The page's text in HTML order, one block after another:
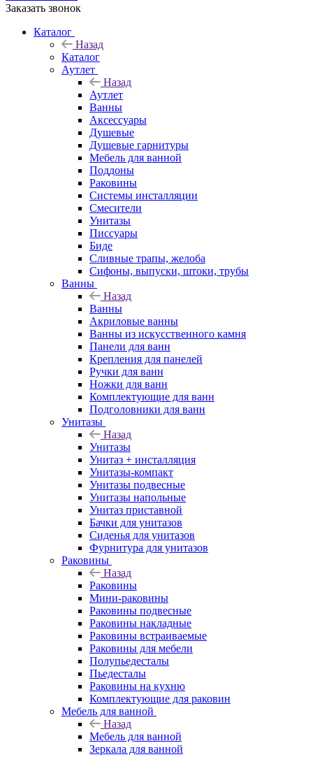
Заказать звонок
Каталог
Назад
Каталог
Аутлет
Назад
Аутлет
Ванны
Аксессуары
Душевые
Душевые гарнитуры
Мебель для ванной
Поддоны
Раковины
Системы инсталляции
Смесители
Унитазы
Писсуары
Биде
Сливные трапы, желоба
Сифоны, выпуски, штоки, трубы
Ванны
Назад
Ванны
Акриловые ванны
Ванны из искусственного камня
Панели для ванн
Крепления для панелей
Ручки для ванн
Ножки для ванн
Комплектующие для ванн
Подголовники для ванн
Унитазы
Назад
Унитазы
Унитаз + инсталляция
Унитазы-компакт
Унитазы подвесные
Унитазы напольные
Унитаз приставной
Бачки для унитазов
Сиденья для унитазов
Фурнитура для унитазов
Раковины
Назад
Раковины
Мини-раковины
Раковины подвесные
Раковины накладные
Раковины встраиваемые
Раковины для мебели
Полупьедесталы
Пьедесталы
Раковины на кухню
Комплектующие для раковин
Мебель для ванной
Назад
Мебель для ванной
Зеркала для ванной